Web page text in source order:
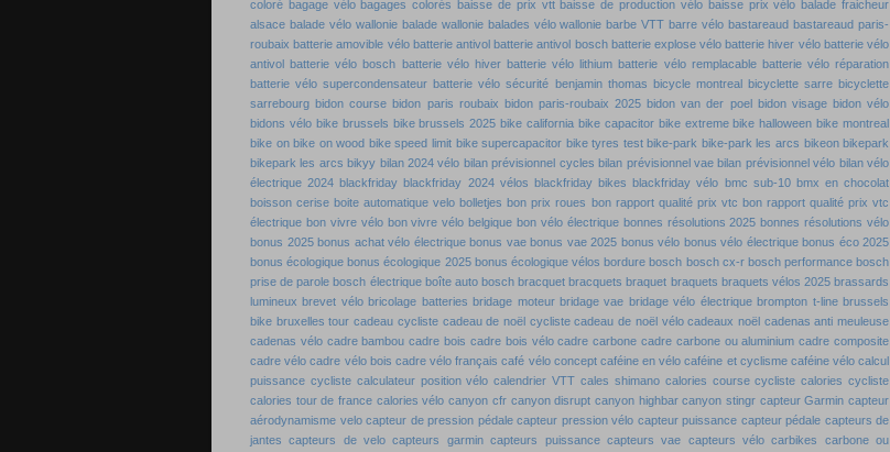
coloré bagage vélo bagages colorés baisse de prix vtt baisse de production vélo baisse prix vélo balade fraicheur
alsace balade vélo wallonie balade wallonie balades vélo wallonie barbe VTT barre vélo bastareaud bastareaud paris-
roubaix batterie amovible vélo batterie antivol batterie antivol bosch batterie explose vélo batterie hiver vélo batterie vélo
antivol batterie vélo bosch batterie vélo hiver batterie vélo lithium batterie vélo remplacable batterie vélo réparation
batterie vélo supercondensateur batterie vélo sécurité benjamin thomas bicycle montreal bicyclette sarre bicyclette
sarrebourg bidon course bidon paris roubaix bidon paris-roubaix 2025 bidon van der poel bidon visage bidon vélo
bidons vélo bike brussels bike brussels 2025 bike california bike capacitor bike extreme bike halloween bike montreal
bike on bike on wood bike speed limit bike supercapacitor bike tyres test bike-park bike-park les arcs bikeon bikepark
bikepark les arcs bikyy bilan 2024 vélo bilan prévisionnel cycles bilan prévisionnel vae bilan prévisionnel vélo bilan vélo
électrique 2024 blackfriday blackfriday 2024 vélos blackfriday bikes blackfriday vélo bmc sub-10 bmx en chocolat
boisson cerise boite automatique velo bolletjes bon prix roues bon rapport qualité prix vtc bon rapport qualité prix vtc
électrique bon vivre vélo bon vivre vélo belgique bon vélo électrique bonnes résolutions 2025 bonnes résolutions vélo
bonus 2025 bonus achat vélo électrique bonus vae bonus vae 2025 bonus vélo bonus vélo électrique bonus éco 2025
bonus écologique bonus écologique 2025 bonus écologique vélos bordure bosch bosch cx-r bosch performance bosch
prise de parole bosch électrique boîte auto bosch bracquet bracquets braquet braquets braquets vélos 2025 brassards
lumineux brevet vélo bricolage batteries bridage moteur bridage vae bridage vélo électrique brompton t-line brussels
bike bruxelles tour cadeau cycliste cadeau de noël cycliste cadeau de noël vélo cadeaux noël cadenas anti meuleuse
cadenas vélo cadre bambou cadre bois cadre bois vélo cadre carbone cadre carbone ou aluminium cadre composite
cadre vélo cadre vélo bois cadre vélo français café vélo concept caféine en vélo caféine et cyclisme caféine vélo calcul
puissance cycliste calculateur position vélo calendrier VTT cales shimano calories course cycliste calories cycliste
calories tour de france calories vélo canyon cfr canyon disrupt canyon highbar canyon stingr capteur Garmin capteur
aérodynamisme velo capteur de pression pédale capteur pression vélo capteur puissance capteur pédale capteurs de
jantes
capteurs de velo capteurs garmin capteurs puissance capteurs vae capteurs vélo carbikes
carbone ou